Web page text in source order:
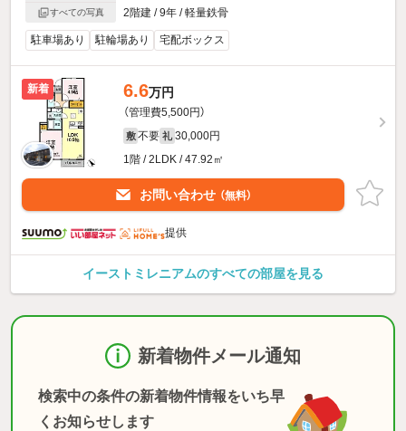
すべての写真
2階建 / 9年 / 軽量鉄骨
駐車場あり 駐輪場あり 宅配ボックス
新着 6.6万円
（管理費5,500円）
敷 不要 礼 30,000円
1階 / 2LDK / 47.92㎡
お問い合わせ （無料）
提供
イーストミレニアムのすべての部屋を見る
新着物件メール通知
検索中の条件の新着物件情報をいち早
くお知らせします